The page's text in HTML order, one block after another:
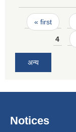
Pages
« first
4
अन्य
Notices